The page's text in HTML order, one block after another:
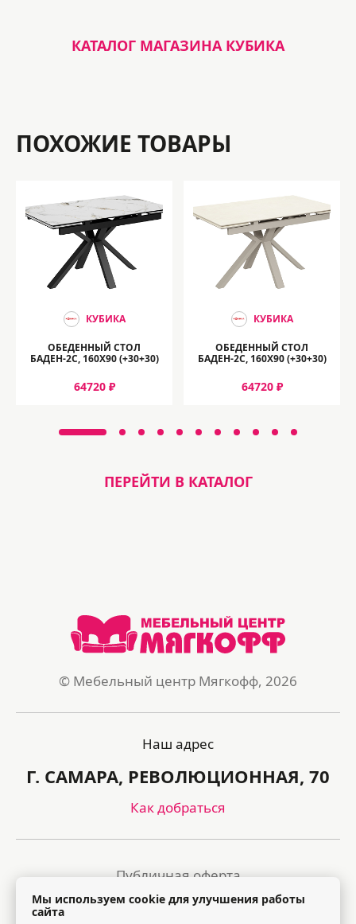
КАТАЛОГ МАГАЗИНА КУБИКА
ПОХОЖИЕ ТОВАРЫ
КУБИКА
ОБЕДЕННЫЙ СТОЛ
БАДЕН-2C, 160Х90 (+30+30)
64720 ₽
КУБИКА
ОБЕДЕННЫЙ СТОЛ
БАДЕН-2C, 160Х90 (+30+30)
64720 ₽
ПЕРЕЙТИ В КАТАЛОГ
© Мебельный центр Мягкофф, 2026
Наш адрес
Г. САМАРА, РЕВОЛЮЦИОННАЯ, 70
Как добраться
Публичная оферта
Политика обработки персональных данных
Мы используем cookie для улучшения работы
сайта